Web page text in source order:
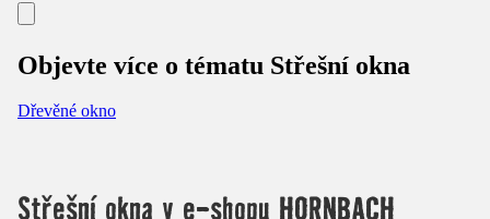
Objevte více o tématu Střešní okna
Dřevěné okno